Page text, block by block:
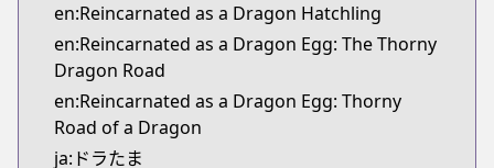
en:Reincarnated as a Dragon Hatchling
en:Reincarnated as a Dragon Egg: The Thorny
Dragon Road
en:Reincarnated as a Dragon Egg: Thorny
Road of a Dragon
ja:ドラたま